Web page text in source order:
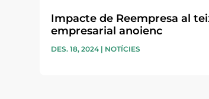
Impacte de Reempresa al
empresarial anoienc
DES. 18, 2024 | NOTÍCIES